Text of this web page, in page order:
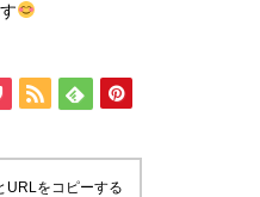
URLをコピーする